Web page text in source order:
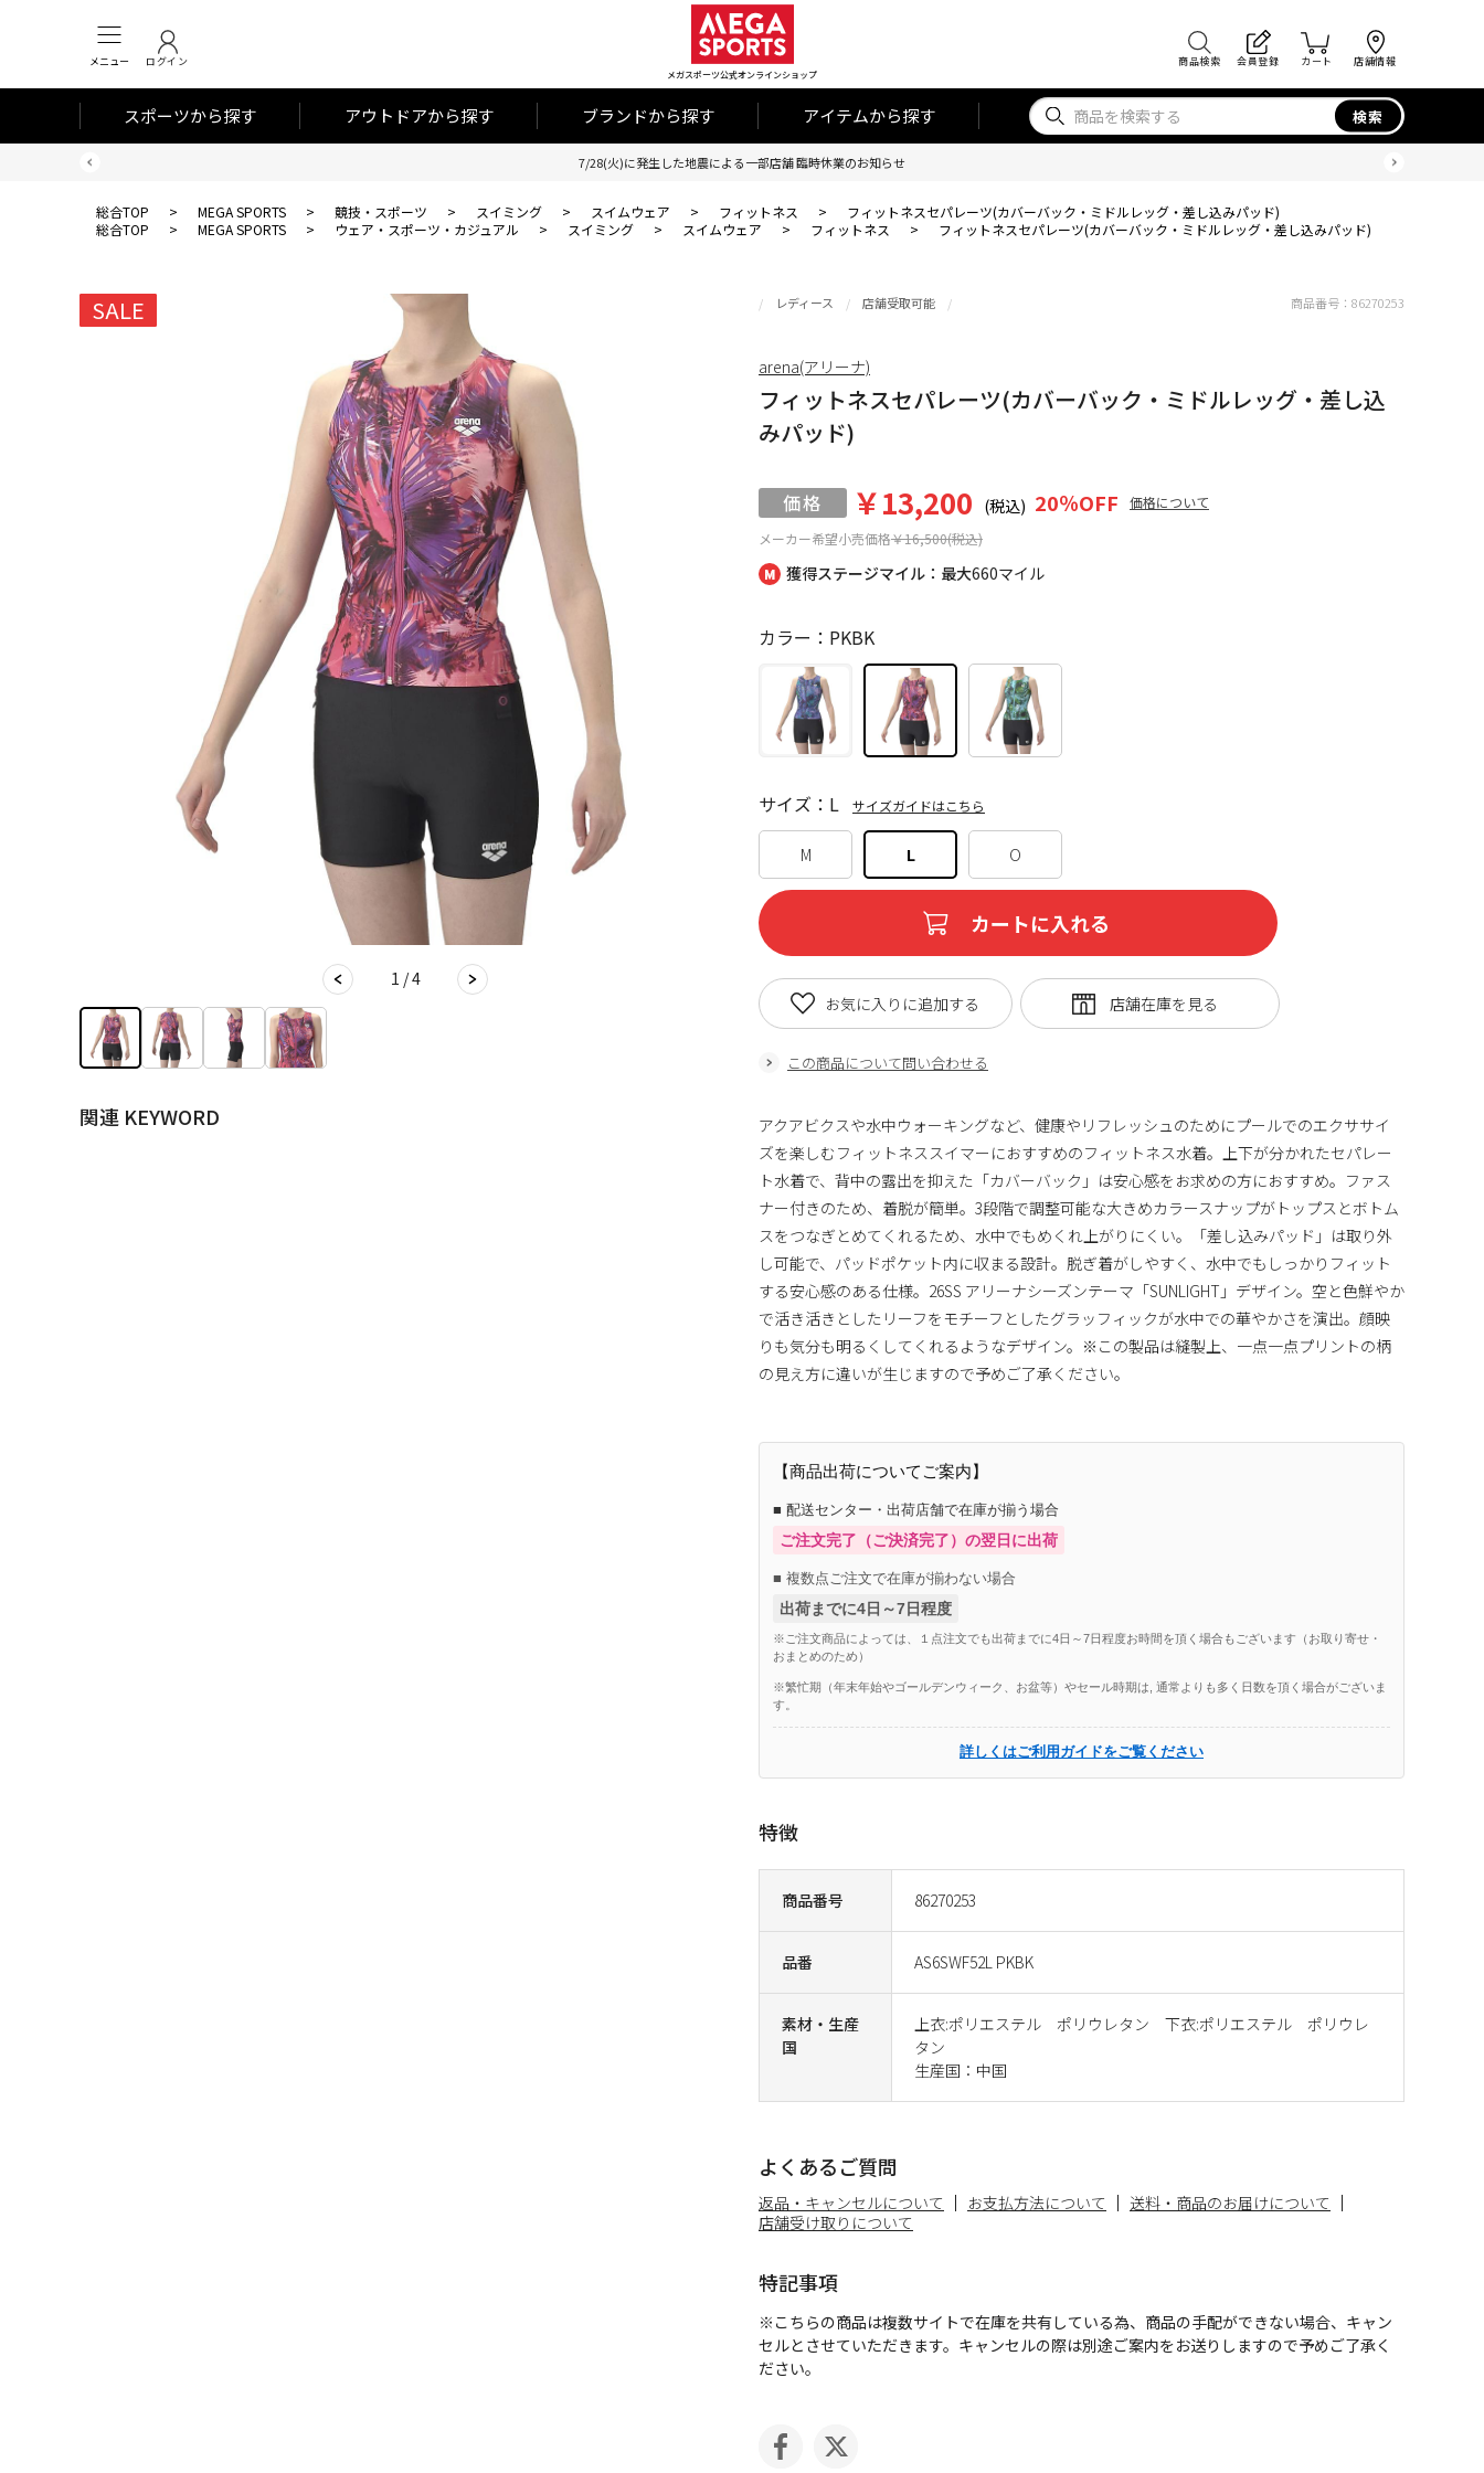
メニュー ログイン
メガスポーツ公式オンラインショップ
商品検索 会員登録 カート 店舗情報
スポーツから探す アウトドアから探す ブランドから探す アイテムから探す 検索
7/28(火)に発生した地震による一部店舗 臨時休業のお知らせ
総合TOP > MEGA SPORTS > 競技・スポーツ > スイミング > スイムウェア > フィットネス >
フィットネスセパレーツ(カバーバック・ミドルレッグ・差し込みパッド)
総合TOP
> MEGA SPORTS > ウェア・スポーツ・カジュアル > スイミング > スイムウェア > フィットネス > フィットネスセパレーツ(カバーバック・ミドルレッグ・差し込みパッド)
SALE
1 / 4
関連 KEYWORD
獲得ステージマイル：最大660マイル
レディース 店舗受取可能
フィットネスセパレーツ(カバーバック・ミドルレッグ・差し込
みパッド)
メーカー希望小売価格￥16,500(税込)
￥13,200 (税込) 20％OFF 価格について
商品番号 86270253
品番 AS6SWF52L PKBK
素材・生産
国
上衣:ポリエステル ポリウレタン 下衣:ポリエステル ポリウレ
タン
生産国：中国
カラー：PKBK
M L O
サイズ：L サイズガイドはこちら
カートに入れる
この商品について問い合わせる
お気に入りに追加する
商品番号： 86270253
arena(アリーナ)
アクアビクスや水中ウォーキングなど、健康やリフレッシュのためにプールでのエクササイ
ズを楽しむフィットネススイマーにおすすめのフィットネス水着。上下が分かれたセパレー
ト水着で、背中の露出を抑えた「カバーバック」は安心感をお求めの方におすすめ。ファス
ナー付きのため、着脱が簡単。3段階で調整可能な大きめカラースナップがトップスとボトム
スをつなぎとめてくれるため、水中でもめくれ上がりにくい。「差し込みパッド」は取り外
し可能で、パッドポケット内に収まる設計。脱ぎ着がしやすく、水中でもしっかりフィット
する安心感のある仕様。26SS アリーナシーズンテーマ「SUNLIGHT」デザイン。空と色鮮やか
で活き活きとしたリーフをモチーフとしたグラッフィックが水中での華やかさを演出。顔映
りも気分も明るくしてくれるようなデザイン。※この製品は縫製上、一点一点プリントの柄
の見え方に違いが生じますので予めご了承ください。
【商品出荷についてご案内】
■ 配送センター・出荷店舗で在庫が揃う場合
ご注文完了（ご決済完了）の翌日に出荷
■ 複数点ご注文で在庫が揃わない場合
出荷までに4日～7日程度
※ご注文商品によっては、１点注文でも出荷までに4日～7日程度お時間を頂く場合もございます（お取り寄せ・
おまとめのため）
※繁忙期（年末年始やゴールデンウィーク、お盆等）やセール時期は, 通常よりも多く日数を頂く場合がございま
す。
詳しくはご利用ガイドをご覧ください
特徴
よくあるご質問
返品・キャンセルについて お支払方法について
送料・商品のお届けについて
店舗受け取りについて
特記事項
※こちらの商品は複数サイトで在庫を共有している為、商品の手配ができない場合、キャン
セルとさせていただきます。キャンセルの際は別途ご案内をお送りしますので予めご了承く
ださい。